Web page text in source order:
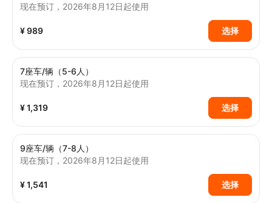
现在预订，2026年8月12日起使用
¥ 989 选择
7座车/辆（5-6人）
现在预订，2026年8月12日起使用
¥ 1,319 选择
9座车/辆（7-8人）
现在预订，2026年8月12日起使用
¥ 1,541 选择